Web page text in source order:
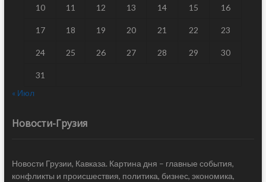
10 11 12 13 14 15 16
17 18 19 20 21 22 23
24 25 26 27 28 29 30
31
« Июл
Новости-Грузия
Новости Грузии, Кавказа. Картина дня – главные события,
конфликты и происшествия, политика, бизнес, экономика,